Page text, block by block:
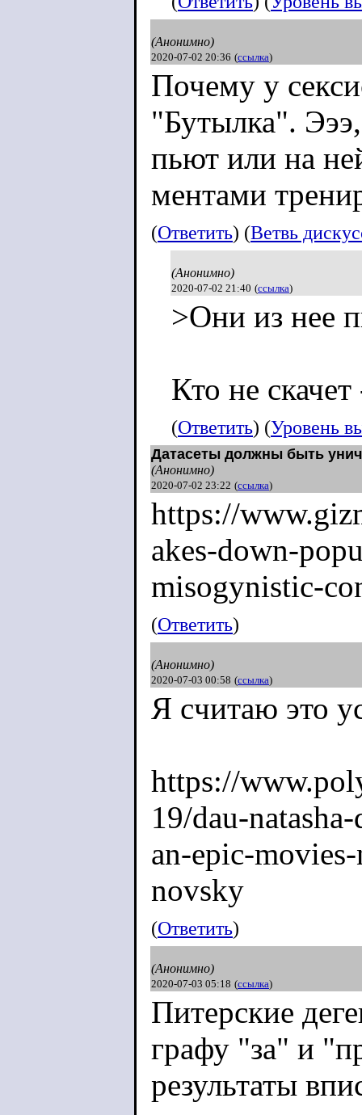
(Анонимно)
2020-07-02 20:36 (ссылка)
Почему у
"Бутылка".
пьют или на
ментами
(Ответить) (Ветвь
(Анонимно)
2020-07-02 21:40 (ссылка)
>Они из нее
Кто не
(Ответить) (Уровень
Датасеты должны быть
(Анонимно)
2020-07-02 23:22 (ссылка)
https://
akes-down-
misogynistic-
(Ответить)
(Анонимно)
2020-07-03 00:58 (ссылка)
Я cчитаю это
https://
19/dau-
an-epic-
novsky
(Ответить)
(Анонимно)
2020-07-03 05:18 (ссылка)
Питерские
графу "за" и
результаты